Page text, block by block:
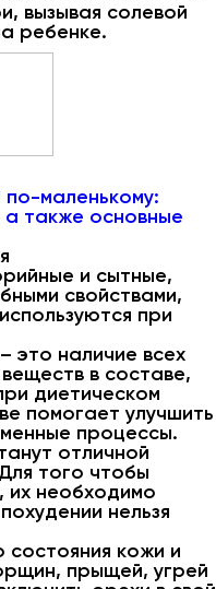
вызывая солевой
ребенке.
по-маленькому:
также основные
и сытные,
свойствами,
при
это наличие всех
в составе,
диетическом
помогает улучшить
процессы.
отличной
того чтобы
их необходимо
нельзя
кожи и
прыщей, угрей